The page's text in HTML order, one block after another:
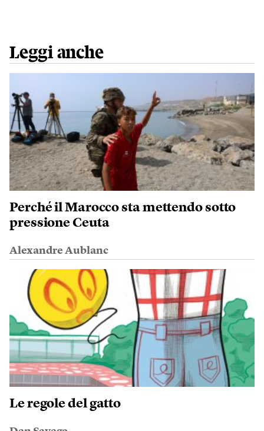
Leggi anche
Perché il Marocco sta mettendo sotto
pressione Ceuta
Alexandre Aublanc
Le regole del gatto